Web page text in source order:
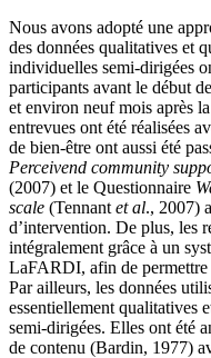
Nous avons adopté une
des données qualitatives et
individuelles semi-dirigées
participants avant le début
et environ neuf mois après
entrevues ont été réalisées
de bien-être ont aussi été
Perceivend community
(2007) et le Questionnaire
scale (Tennant et al., 2007)
d’intervention. De plus, les
intégralement grâce à un
LaFARDI, afin de permettre
Par ailleurs, les données
essentiellement qualitatives
semi-dirigées. Elles ont été
de contenu (Bardin, 1977)